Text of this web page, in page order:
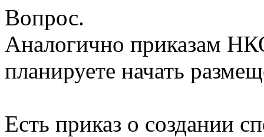
Вопрос.
Аналогично приказам
планируете начать
Есть приказ о создании